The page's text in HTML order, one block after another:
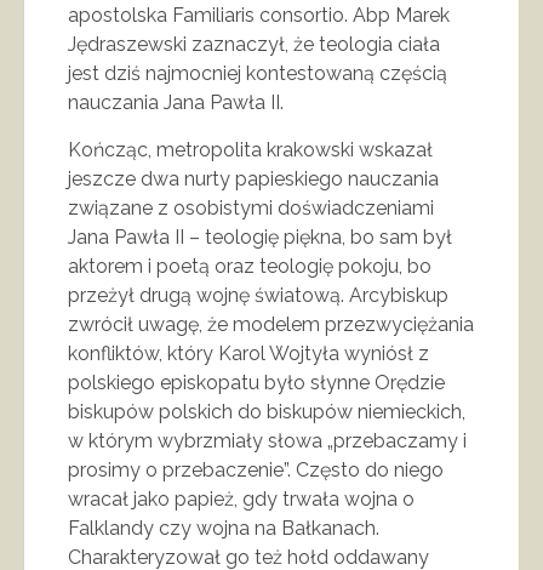
apostolska Familiaris consortio. Abp Marek
Jędraszewski zaznaczył, że teologia ciała
jest dziś najmocniej kontestowaną częścią
nauczania Jana Pawła II.
Kończąc, metropolita krakowski wskazał
jeszcze dwa nurty papieskiego nauczania
związane z osobistymi doświadczeniami
Jana Pawła II – teologię piękna, bo sam był
aktorem i poetą oraz teologię pokoju, bo
przeżył drugą wojnę światową. Arcybiskup
zwrócił uwagę, że modelem przezwyciężania
konfliktów, który Karol Wojtyła wyniósł z
polskiego episkopatu było słynne Orędzie
biskupów polskich do biskupów niemieckich,
w którym wybrzmiały słowa „przebaczamy i
prosimy o przebaczenie”. Często do niego
wracał jako papież, gdy trwała wojna o
Falklandy czy wojna na Bałkanach.
Charakteryzował go też hołd oddawany